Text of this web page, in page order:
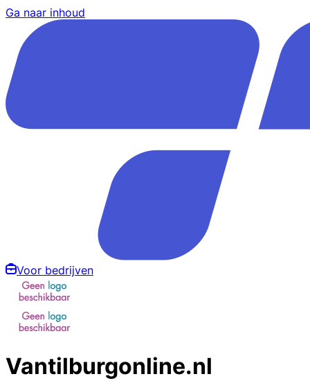
Ga naar inhoud
Voor bedrijven
Vantilburgonline.nl